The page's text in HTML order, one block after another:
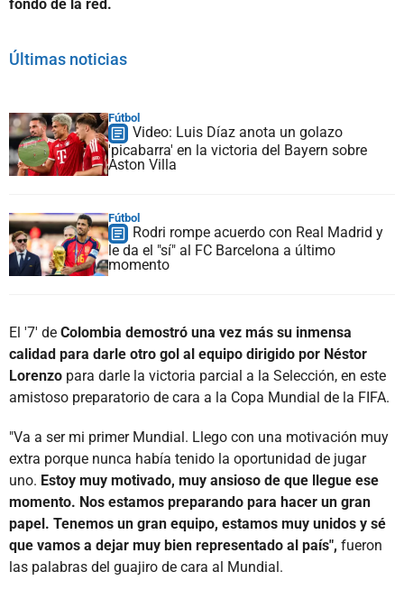
fondo de la red.
Últimas noticias
Fútbol
Video: Luis Díaz anota un golazo
'picabarra' en la victoria del Bayern sobre
Aston Villa
Fútbol
Rodri rompe acuerdo con Real Madrid y
le da el "sí" al FC Barcelona a último
momento
El '7' de Colombia demostró una vez más su inmensa
calidad para darle otro gol al equipo dirigido por Néstor
Lorenzo para darle la victoria parcial a la Selección, en este
amistoso preparatorio de cara a la Copa Mundial de la FIFA.
"Va a ser mi primer Mundial. Llego con una motivación muy
extra porque nunca había tenido la oportunidad de jugar
uno. Estoy muy motivado, muy ansioso de que llegue ese
momento. Nos estamos preparando para hacer un gran
papel. Tenemos un gran equipo, estamos muy unidos y sé
que vamos a dejar muy bien representado al país", fueron
las palabras del guajiro de cara al Mundial.